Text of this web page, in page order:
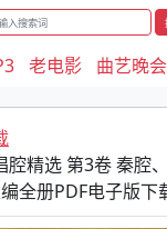
老电影 曲艺晚会
腔精选 第3卷 秦腔
全册PDF电子版下